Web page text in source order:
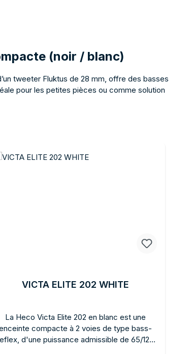
(noir / blanc)
tweeter Fluktus de 28 mm, offre des basses
pour les petites pièces ou comme solution
VICTA ELITE 202 WHITE
La Heco Victa Elite 202 en blanc est une
compacte à 2 voies de type bass-
d'une puissance admissible de 65/120